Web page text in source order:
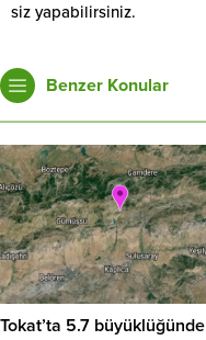
siz yapabilirsiniz.
Benzer Konular
Tokat’ta 5.7 büyüklüğünde